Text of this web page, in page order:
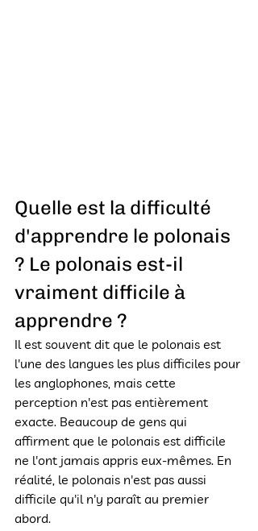
Quelle est la difficulté
d'apprendre le polonais
? Le polonais est-il
vraiment difficile à
apprendre ?
Il est souvent dit que le polonais est
l'une des langues les plus difficiles pour
les anglophones, mais cette
perception n'est pas entièrement
exacte. Beaucoup de gens qui
affirment que le polonais est difficile
ne l'ont jamais appris eux-mêmes. En
réalité, le polonais n'est pas aussi
difficile qu'il n'y paraît au premier
abord.